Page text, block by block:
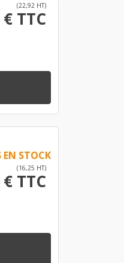
(22,92 HT)
TTC
EN STOCK
(16,25 HT)
TTC